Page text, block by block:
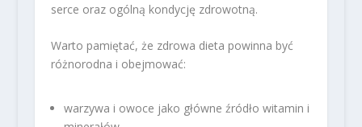
serce oraz ogólną kondycję zdrowotną.
Warto pamiętać, że zdrowa dieta powinna być
różnorodna i obejmować:
warzywa i owoce jako główne źródło witamin i